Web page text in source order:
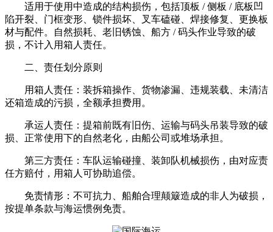
适用于使用中造成的结构损伤，包括顶板 / 侧板 / 底板凹
陷开裂、门框变形、锁件损坏、叉车磕碰、焊接修复、更换板
材与配件。自然损耗、老旧锈蚀、船方 / 码头作业导致的破
损，不计入用箱人责任。
二、责任划分原则
用箱人责任：装拆箱操作、货物渗漏、违规装载、未清洁
还箱造成的污损，全额承担费用。
承运人责任：提箱前既有旧伤、运输与码头吊装导致的破
损、正常使用下的自然老化，由船公司或堆场承担。
第三方责任：车队运输碰撞、装卸队机械损伤，由对应责
任方赔付，用箱人可协助追偿。
免责情形：不可抗力、船舶合理颠簸造成的非人为破损，
按提单条款与海运惯例免责。